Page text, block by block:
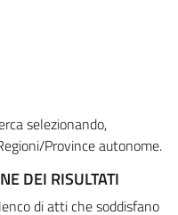
selezionando,
Province autonome.
DEI RISULTATI
di atti che soddisfano